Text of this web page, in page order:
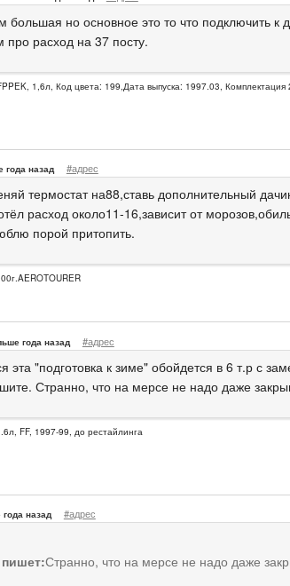
большая но основное это то что подключить к
про расход на 37 посту.
1,6л, Код цвета: 199,Дата выпуска: 1997.03, Комплектация
года назад #адрес
термостат на88,ставь дополнительный
расход около11-16,зависит от
порой притопить.
года назад #адрес
эта "подготовка к зиме" обойдется в 6 т.р с
Странно, что на мерсе не надо даже
FF, 1997-99, до рестайлинга
назад #адрес
Странно, что на мерсе не надо даже